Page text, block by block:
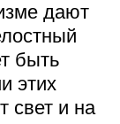
дают
быть
этих
свет и на